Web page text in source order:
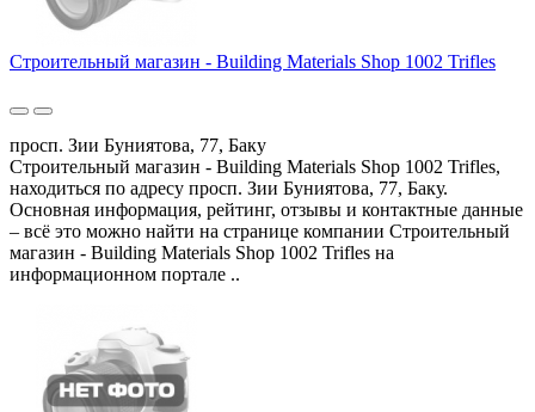
Строительный магазин - Building Materials Shop 1002 Trifles
просп. Зии Буниятова, 77, Баку
Строительный магазин - Building Materials Shop 1002 Trifles,
находиться по адресу просп. Зии Буниятова, 77, Баку.
Основная информация, рейтинг, отзывы и контактные данные
– всё это можно найти на странице компании Строительный
магазин - Building Materials Shop 1002 Trifles на
информационном портале ..